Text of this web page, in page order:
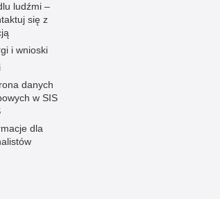
ludźmi –
się z
i wnioski
danych
w SIS
dla